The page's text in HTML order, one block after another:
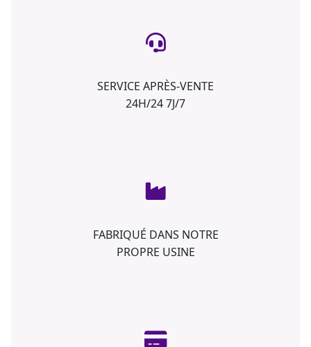
SERVICE APRÈS-VENTE
24H/24 7J/7
FABRIQUÉ DANS NOTRE
PROPRE USINE